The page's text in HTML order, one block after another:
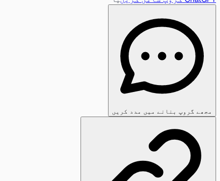
مجھے گروپ بنانے میں مدد کریں